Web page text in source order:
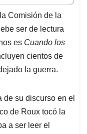
Comisión de la
ser de lectura
es Cuando los
cientos de
la guerra.
de su discurso en el
de Roux tocó la
a ser leer el